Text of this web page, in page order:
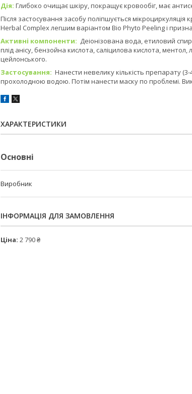
Дія: Глибоко очищає шкіру, покращує кровообіг, має
Після застосування засобу поліпшується
Herbal Complex легшим варіантом Bio Phyto Peeling і
Активні компоненти: Деіонізована вода, етиловий
плід анісу, бензойна кислота, саліцилова кислота,
цейлонського.
Застосування: Нанести невелику кількість препарату
прохолодною водою. Потім нанести маску по проблемі.
ХАРАКТЕРИСТИКИ
Основні
Виробник
ІНФОРМАЦІЯ ДЛЯ ЗАМОВЛЕННЯ
Ціна: 2 790 ₴